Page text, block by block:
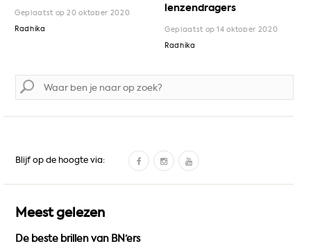
Geplaatst op 20 oktober 2020
Radhika
lenzendragers
Geplaatst op 14 oktober 2020
Radhika
Zoek
naar:
Blijf op de hoogte via:
F
a
o
I
n
Y
o
Meest gelezen
De beste brillen van BN’ers